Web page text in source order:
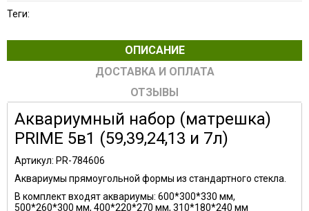
Теги:
ОПИСАНИЕ
ДОСТАВКА И ОПЛАТА
ОТЗЫВЫ
Аквариумный набор (матрешка)
PRIME 5в1 (59,39,24,13 и 7л)
Артикул: PR-784606
Аквариумы прямоугольной формы из стандартного стекла.
В комплект входят аквариумы: 600*300*330 мм,
500*260*300 мм, 400*220*270 мм, 310*180*240 мм